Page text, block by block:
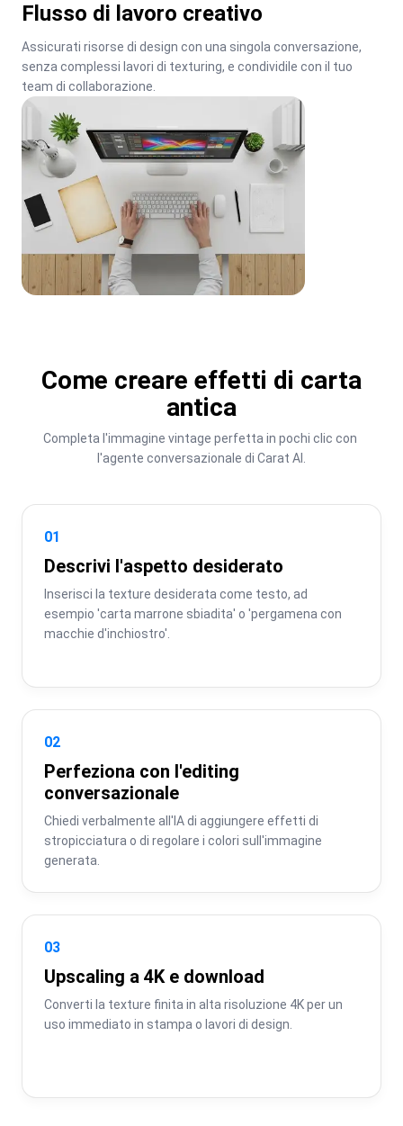
Flusso di lavoro creativo
Assicurati risorse di design con una singola conversazione,
senza complessi lavori di texturing, e condividile con il tuo
team di collaborazione.
Come creare effetti di carta
antica
Completa l'immagine vintage perfetta in pochi clic con
l'agente conversazionale di Carat AI.
01
Descrivi l'aspetto desiderato
Inserisci la texture desiderata come testo, ad
esempio 'carta marrone sbiadita' o 'pergamena con
macchie d'inchiostro'.
02
Perfeziona con l'editing
conversazionale
Chiedi verbalmente all'IA di aggiungere effetti di
stropicciatura o di regolare i colori sull'immagine
generata.
03
Upscaling a 4K e download
Converti la texture finita in alta risoluzione 4K per un
uso immediato in stampa o lavori di design.